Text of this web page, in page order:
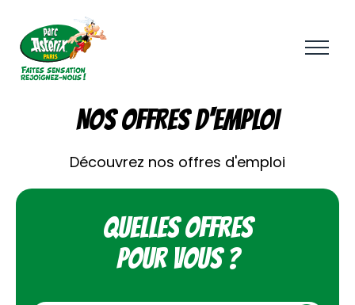
NOS OFFRES D'EMPLOI
Découvrez nos offres d'emploi
Quelles offres
pour vous ?